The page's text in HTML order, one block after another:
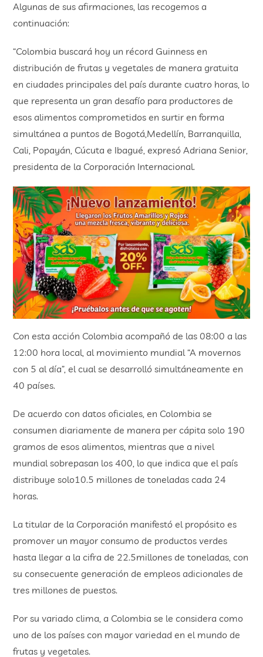
Algunas de sus afirmaciones, las recogemos a
continuación:
“Colombia buscará hoy un récord Guinness en
distribución de frutas y vegetales de manera gratuita
en ciudades principales del país durante cuatro horas, lo
que representa un gran desafío para productores de
esos alimentos comprometidos en surtir en forma
simultánea a puntos de Bogotá,Medellín, Barranquilla,
Cali, Popayán, Cúcuta e Ibagué, expresó Adriana Senior,
presidenta de la Corporación Internacional.
Con esta acción Colombia acompañó de las 08:00 a las
12:00 hora local, al movimiento mundial “A movernos
con 5 al día”, el cual se desarrolló simultáneamente en
40 países.
De acuerdo con datos oficiales, en Colombia se
consumen diariamente de manera per cápita solo 190
gramos de esos alimentos, mientras que a nivel
mundial sobrepasan los 400, lo que indica que el país
distribuye solo10.5 millones de toneladas cada 24
horas.
La titular de la Corporación manifestó el propósito es
promover un mayor consumo de productos verdes
hasta llegar a la cifra de 22.5millones de toneladas, con
su consecuente generación de empleos adicionales de
tres millones de puestos.
Por su variado clima, a Colombia se le considera como
uno de los países con mayor variedad en el mundo de
frutas y vegetales.